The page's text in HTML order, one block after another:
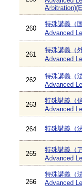
260
特殊講義（
Advanced
261
特殊講義（
Advanced
262
特殊講義（
Advanced
263
特殊講義（
Advanced
264 特殊講義（
265
特殊講義（
Advanced
266
特殊講義（
Advanced